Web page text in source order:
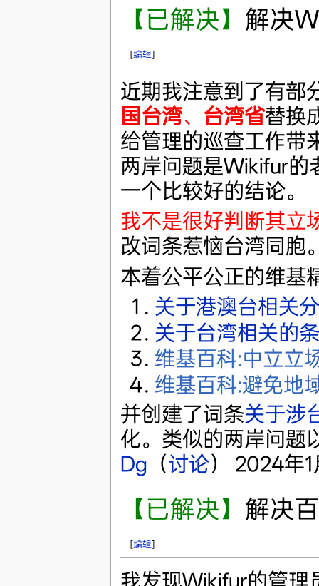
【已解决】 解决
[编辑]
近期我注意到了有部
国台湾、 台湾省替换
给管理的巡查工作带
两岸问题是Wikifur的
一个比较好的结论。
我不是很好判断其立
改词条惹恼台湾同胞
本着公平公正的维基
关于港澳台相关
关于台湾相关的
维基百科:中立立
维基百科:避免地
并创建了词条关于涉
化。类似的两岸问题
Dg （讨论） 2024年1
【已解决】 解决
[编辑]
我发现Wikifur的管理